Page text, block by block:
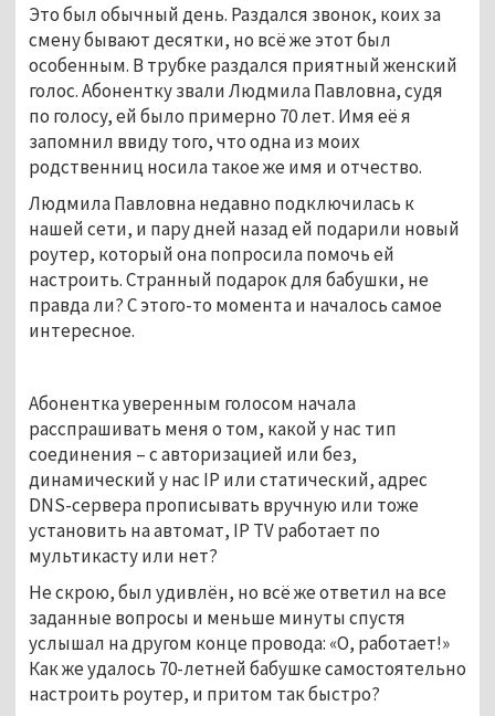
Это был обычный день. Раздался звонок, коих за
смену бывают десятки, но всё же этот был
особенным. В трубке раздался приятный женский
голос. Абонентку звали Людмила Павловна, судя
по голосу, ей было примерно 70 лет. Имя её я
запомнил ввиду того, что одна из моих
родственниц носила такое же имя и отчество.
Людмила Павловна недавно подключилась к
нашей сети, и пару дней назад ей подарили новый
роутер, который она попросила помочь ей
настроить. Странный подарок для бабушки, не
правда ли? С этого-то момента и началось самое
интересное.
Абонентка уверенным голосом начала
расспрашивать меня о том, какой у нас тип
соединения – с авторизацией или без,
динамический у нас IP или статический, адрес
DNS-сервера прописывать вручную или тоже
установить на автомат, IP TV работает по
мультикасту или нет?
Не скрою, был удивлён, но всё же ответил на все
заданные вопросы и меньше минуты спустя
услышал на другом конце провода: «О, работает!»
Как же удалось 70-летней бабушке самостоятельно
настроить роутер, и притом так быстро?